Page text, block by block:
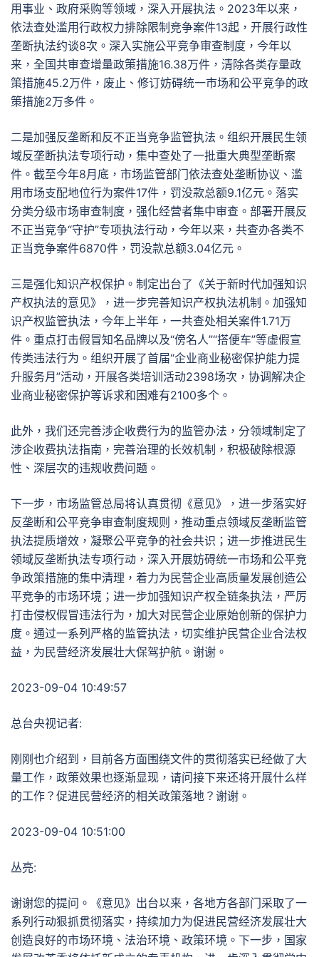
用事业、政府采购等领域，深入开展执法。2023年以来，
依法查处滥用行政权力排除限制竞争案件13起，开展行政性
垄断执法约谈8次。深入实施公平竞争审查制度，今年以
来，全国共审查增量政策措施16.38万件，清除各类存量政
策措施45.2万件，废止、修订妨碍统一市场和公平竞争的政
策措施2万多件。
二是加强反垄断和反不正当竞争监管执法。组织开展民生领
域反垄断执法专项行动，集中查处了一批重大典型垄断案
件。截至今年8月底，市场监管部门依法查处垄断协议、滥
用市场支配地位行为案件17件，罚没款总额9.1亿元。落实
分类分级市场审查制度，强化经营者集中审查。部署开展反
不正当竞争“守护”专项执法行动，今年以来，共查办各类不
正当竞争案件6870件，罚没款总额3.04亿元。
三是强化知识产权保护。制定出台了《关于新时代加强知识
产权执法的意见》，进一步完善知识产权执法机制。加强知
识产权监管执法，今年上半年，一共查处相关案件1.71万
件。重点打击假冒知名品牌以及“傍名人”“搭便车”等虚假宣
传类违法行为。组织开展了首届“企业商业秘密保护能力提
升服务月”活动，开展各类培训活动2398场次，协调解决企
业商业秘密保护等诉求和困难有2100多个。
此外，我们还完善涉企收费行为的监管办法，分领域制定了
涉企收费执法指南，完善治理的长效机制，积极破除根源
性、深层次的违规收费问题。
下一步，市场监管总局将认真贯彻《意见》，进一步落实好
反垄断和公平竞争审查制度规则，推动重点领域反垄断监管
执法提质增效，凝聚公平竞争的社会共识；进一步推进民生
领域反垄断执法专项行动，深入开展妨碍统一市场和公平竞
争政策措施的集中清理，着力为民营企业高质量发展创造公
平竞争的市场环境；进一步加强知识产权全链条执法，严厉
打击侵权假冒违法行为，加大对民营企业原始创新的保护力
度。通过一系列严格的监管执法，切实维护民营企业合法权
益，为民营经济发展壮大保驾护航。谢谢。
2023-09-04 10:49:57
总台央视记者:
刚刚也介绍到，目前各方面围绕文件的贯彻落实已经做了大
量工作，政策效果也逐渐显现，请问接下来还将开展什么样
的工作？促进民营经济的相关政策落地？谢谢。
2023-09-04 10:51:00
丛亮:
谢谢您的提问。《意见》出台以来，各地方各部门采取了一
系列行动狠抓贯彻落实，持续加力为促进民营经济发展壮大
创造良好的市场环境、法治环境、政策环境。下一步，国家